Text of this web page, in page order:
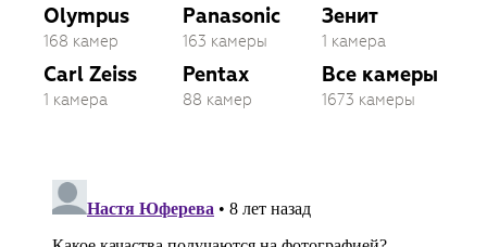
Olympus
168 камер
Carl Zeiss
1 камера
Panasonic
163 камеры
Pentax
88 камер
Зенит
1 камера
Все камеры
1673 камеры